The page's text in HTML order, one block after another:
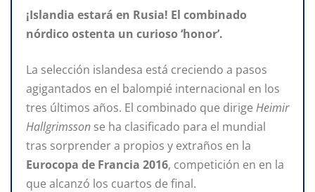
¡Islandia estará en Rusia! El combinado
nórdico ostenta un curioso ‘honor’.
La selección islandesa está creciendo a pasos
agigantados en el balompié internacional en los
tres últimos años. El combinado que dirige Heimir
Hallgrimsson se ha clasificado para el mundial
tras sorprender a propios y extraños en la
Eurocopa de Francia 2016, competición en en la
que alcanzó los cuartos de final.